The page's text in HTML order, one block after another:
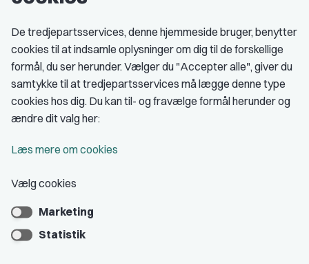
Medlemskab
Fordele som medlem
Kontingent
Bliv medlem
De tredjepartsservices, denne hjemmeside bruger, benytter
cookies til at indsamle oplysninger om dig til de forskellige
formål, du ser herunder. Vælger du "Accepter alle", giver du
samtykke til at tredjepartsservices må lægge denne type
cookies hos dig. Du kan til- og fravælge formål herunder og
ændre dit valg her:
Læs mere om cookies
Vælg cookies
Marketing
Statistik